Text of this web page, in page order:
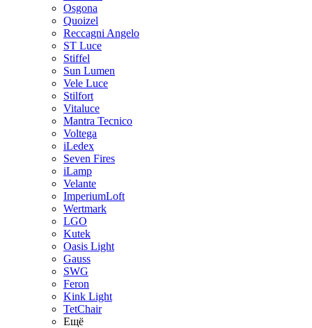
Osgona
Quoizel
Reccagni Angelo
ST Luce
Stiffel
Sun Lumen
Vele Luce
Stilfort
Vitaluce
Mantra Tecnico
Voltega
iLedex
Seven Fires
iLamp
Velante
ImperiumLoft
Wertmark
LGO
Kutek
Oasis Light
Gauss
SWG
Feron
Kink Light
TetСhair
Ещё